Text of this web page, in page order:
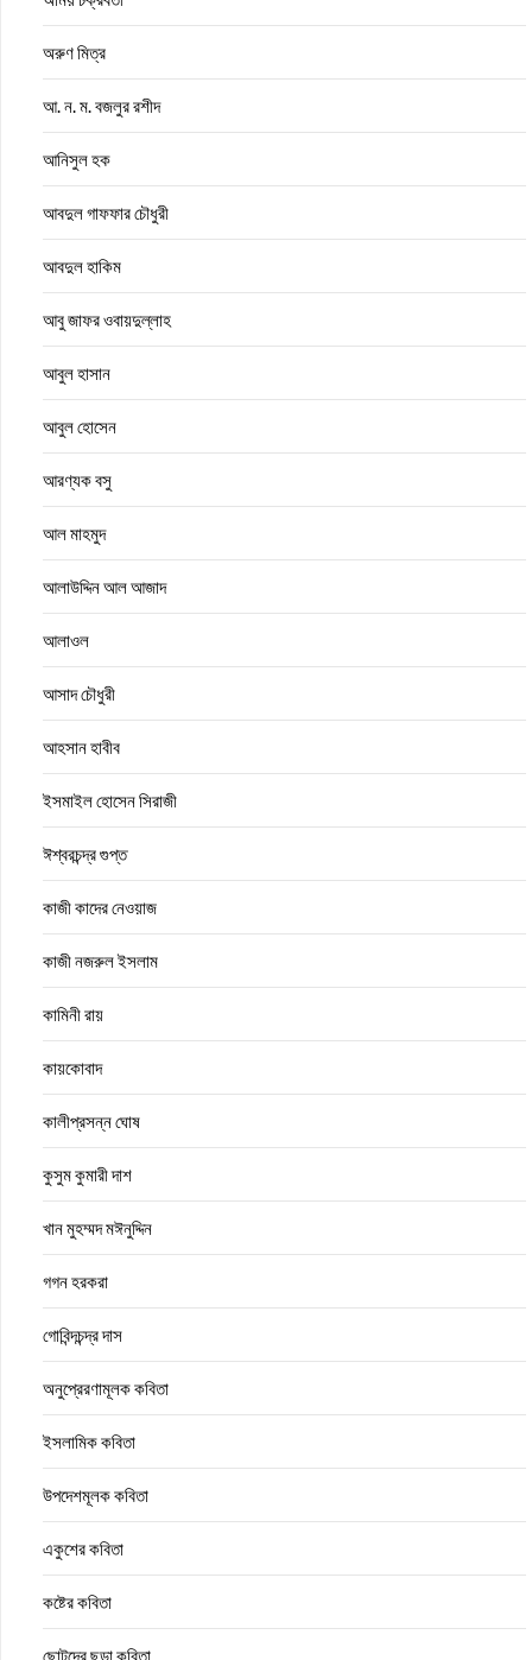
অরুণ মিত্র
আ. ন. ম. বজলুর রশীদ
আনিসুল হক
আবদুল গাফফার চৌধুরী
আবদুল হাকিম
আবু জাফর ওবায়দুল্লাহ
আবুল হাসান
আবুল হোসেন
আরণ্যক বসু
আল মাহমুদ
আলাউদ্দিন আল আজাদ
আলাওল
আসাদ চৌধুরী
আহসান হাবীব
ইসমাইল হোসেন সিরাজী
ঈশ্বরচন্দ্র গুপ্ত
কাজী কাদের নেওয়াজ
কাজী নজরুল ইসলাম
কামিনী রায়
কায়কোবাদ
কালীপ্রসন্ন ঘোষ
কুসুম কুমারী দাশ
খান মুহম্মদ মঈনুদ্দিন
গগন হরকরা
গোবিন্দচন্দ্র দাস
অনুপ্রেরণামূলক কবিতা
ইসলামিক কবিতা
উপদেশমূলক কবিতা
একুশের কবিতা
কষ্টের কবিতা
ছোটদের ছড়া কবিতা